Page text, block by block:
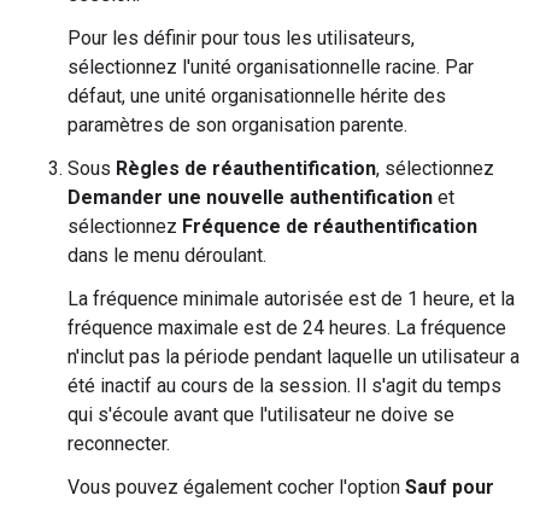
Pour les définir pour tous les utilisateurs,
sélectionnez l'unité organisationnelle racine. Par
défaut, une unité organisationnelle hérite des
paramètres de son organisation parente.
Sous Règles de réauthentification, sélectionnez
Demander une nouvelle authentification et
sélectionnez Fréquence de réauthentification
dans le menu déroulant.
La fréquence minimale autorisée est de 1 heure, et la
fréquence maximale est de 24 heures. La fréquence
n'inclut pas la période pendant laquelle un utilisateur a
été inactif au cours de la session. Il s'agit du temps
qui s'écoule avant que l'utilisateur ne doive se
reconnecter.
Vous pouvez également cocher l'option Sauf pour